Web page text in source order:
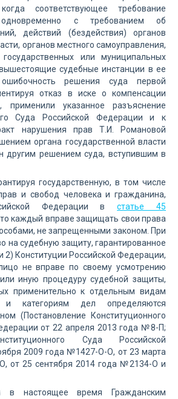
соответствующее требование
одновременно с требованием об
действий (бездействия) органов
органов местного самоуправления,
или муниципальных
судебные инстанции в ее
решения суда первой
отказ в иске о компенсации
применили указанное разъяснение
Суда Российской Федерации и к
нарушения прав Т.И. Романовой
органа государственной власти
другим решением суда, вступившим в
государственную, в том числе
и свобод человека и гражданина,
Федерации встатье 45
каждый вправе защищать свои права
не запрещенными законом. При
на судебную защиту, гарантированное
2) Конституции Российской Федерации,
не вправе по своему усмотрению
иную процедуру судебной защиты,
применительно к отдельным видам
и категориям дел определяются
(Постановление Конституционного
от 22 апреля 2013 года №8-П;
Суда Российской
2009 года №1427-О-О, от 23 марта
от 25 сентября 2014 года №2134-О и
в настоящее время Гражданским